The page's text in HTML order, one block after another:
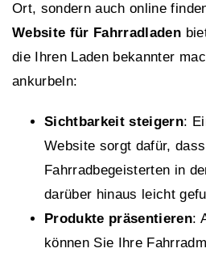
Ort, sondern auch online
Website für Fahrradladen
die Ihren Laden bekannter
ankurbeln:
Sichtbarkeit steigern:
Website sorgt dafür,
Fahrradbegeisterten in
darüber hinaus leicht
Produkte präsentieren:
können Sie Ihre